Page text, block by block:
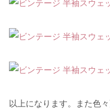
以上になります。また色